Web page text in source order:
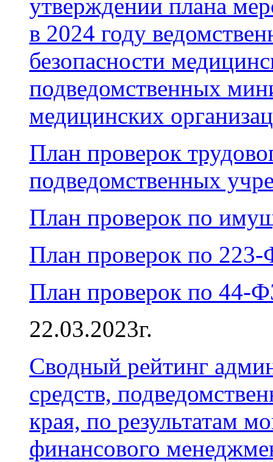
утверждении плана
в 2024 году
безопасности
подведомственных
медицинских
План проверок
подведомственных
План проверок по
План проверок по 223-
План проверок по 44-
22.03.2023г.
Сводный рейтинг
средств,
края, по результатам
финансового